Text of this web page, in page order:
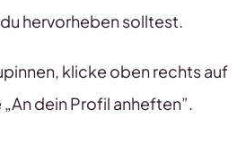
hervorheben solltest.
klicke oben rechts auf
dein Profil anheften”.